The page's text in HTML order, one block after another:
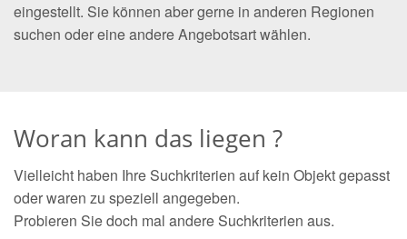
eingestellt. Sie können aber gerne in anderen Regionen
suchen oder eine andere Angebotsart wählen.
Woran kann das liegen ?
Vielleicht haben Ihre Suchkriterien auf kein Objekt gepasst
oder waren zu speziell angegeben.
Probieren Sie doch mal andere Suchkriterien aus.